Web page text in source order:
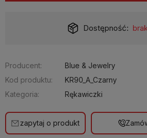
Dostępność:
Producent:
Blue & Jewelry
Kod produktu:
KR90_A_Czarny
Kategoria:
Rękawiczki
zapytaj o produkt